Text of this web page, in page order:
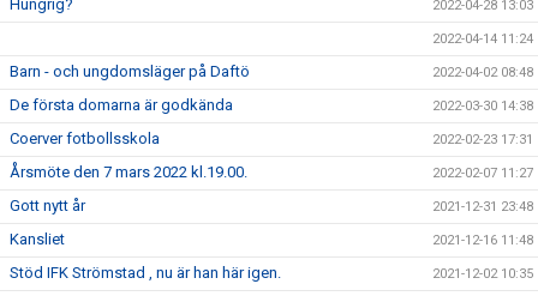
Hungrig? 2022-04-28 13:03
2022-04-14 11:24
Barn - och ungdomsläger på Daftö 2022-04-02 08:48
De första domarna är godkända 2022-03-30 14:38
Coerver fotbollsskola 2022-02-23 17:31
Årsmöte den 7 mars 2022 kl.19.00. 2022-02-07 11:27
Gott nytt år 2021-12-31 23:48
Kansliet 2021-12-16 11:48
Stöd IFK Strömstad , nu är han här igen. 2021-12-02 10:35